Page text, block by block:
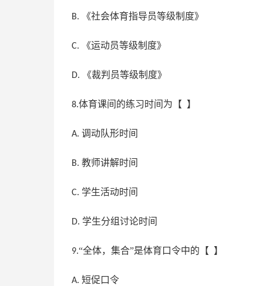
B. 《社会体育指导员等级制度》
C. 《运动员等级制度》
D. 《裁判员等级制度》
8.体育课间的练习时间为【 】
A. 调动队形时间
B. 教师讲解时间
C. 学生活动时间
D. 学生分组讨论时间
9.“全体，集合”是体育口令中的【 】
A. 短促口令